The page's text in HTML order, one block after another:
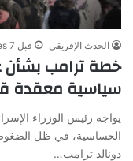
الحدث الإفريقي قبل 7 minutes
خطة ترامب بشأن
سياسية معقدة
يواجه رئيس الوزراء
الحساسية، في ظل
دونالد ترامب…